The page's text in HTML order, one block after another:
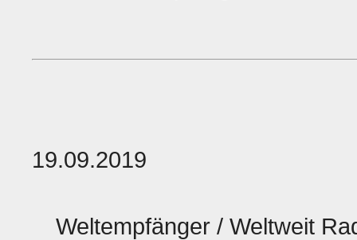
19.09.2019
Weltempfänger / Weltweit